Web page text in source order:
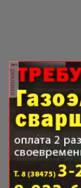
реклама